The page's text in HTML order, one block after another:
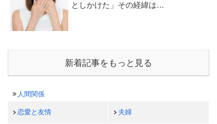
としかけた」その経緯は…
新着記事をもっと見る
人間関係
恋愛と友情 夫婦